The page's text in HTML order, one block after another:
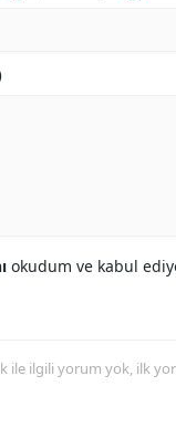
okudum ve kabul
ile ilgili yorum yok, ilk